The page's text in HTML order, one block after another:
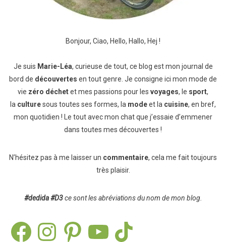
Bonjour, Ciao, Hello, Hallo, Hej !
Je suis Marie-Léa, curieuse de tout, ce blog est mon journal de
bord de découvertes en tout genre. Je consigne ici mon mode de
vie zéro déchetet mes passions pour les voyages, le sport,
la culturesous toutes ses formes, la modeet la cuisine, en bref,
mon quotidien ! Le tout avec mon chat que j’essaie d’emmener
dans toutes mes découvertes !
N’hésitez pas à me laisser un commentaire, cela me fait toujours
très plaisir.
#dedida #D3ce sont les abréviations du nom de mon blog.
FacebookInstagramPinterest TikTok